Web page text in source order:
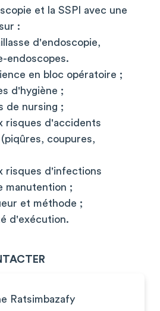
et la SSPI avec une
:
d'endoscopie,
endoscopes.
en bloc opératoire ;
d'hygiène ;
de nursing ;
risques d'accidents
coupures,
risques d'infections
manutention ;
et méthode ;
d'exécution.
Ratsimbazafy